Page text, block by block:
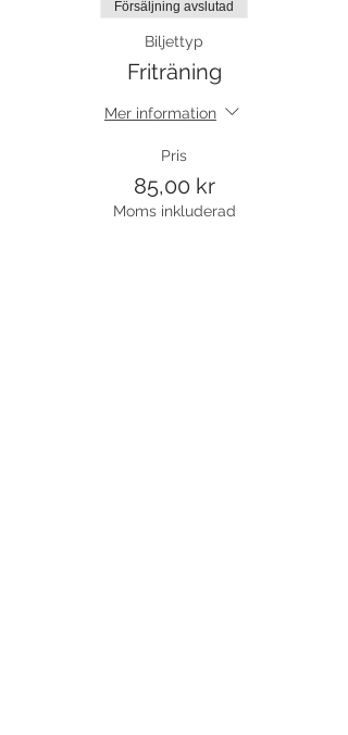
Försäljning avslutad
Biljettyp
Friträning
Mer information
Pris
85,00 kr
Moms inkluderad